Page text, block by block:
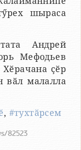
шыраса
Андрей
Мефодьев
ҫӗр
вӑл малалла
, #тухтӑрсем
82523